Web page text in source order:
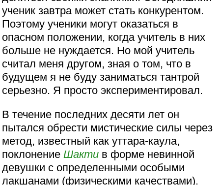
ученик завтра может стать конкурентом.
Поэтому ученики могут оказаться в
опасном положении, когда учитель в них
больше не нуждается. Но мой учитель
считал меня другом, зная о том, что в
будущем я не буду заниматься тантрой
серьезно. Я просто экспериментировал.
В течение последних десяти лет он
пытался обрести мистические силы через
метод, известный как уттара-каула,
поклонениеШакти в форме невинной
девушки с определенными особыми
лакшанами (физическими качествами).